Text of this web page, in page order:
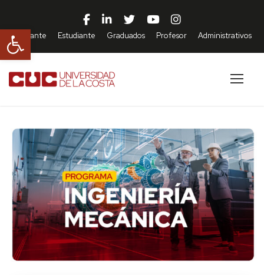
Abrir barra de herramientas
Aspirante Estudiante Graduados Profesor Administrativos